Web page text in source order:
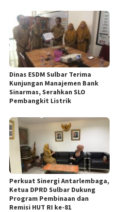
Dinas ESDM Sulbar Terima
Kunjungan Manajemen Bank
Sinarmas, Serahkan SLO
Pembangkit Listrik
Perkuat Sinergi Antarlembaga,
Ketua DPRD Sulbar Dukung
Program Pembinaan dan
Remisi HUT RI ke-81